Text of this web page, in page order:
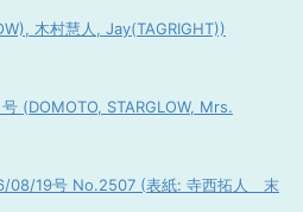
木村慧人, Jay(TAGRIGHT))
(DOMOTO, STARGLOW, Mrs.
08/19号 No.2507 (表紙: 寺西拓人 末